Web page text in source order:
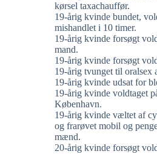
kørsel taxachauffør.
19-årig kvinde bundet,
mishandlet i 10 timer.
19-årig kvinde forsøgt
mand.
19-årig kvinde forsøgt
19-årig tvunget til oralsex
19-årig kvinde udsat for
19-årig kvinde voldtaget
København.
19-årig kvinde væltet af
og frarøvet mobil og
mænd.
20-årig kvinde forsøgt